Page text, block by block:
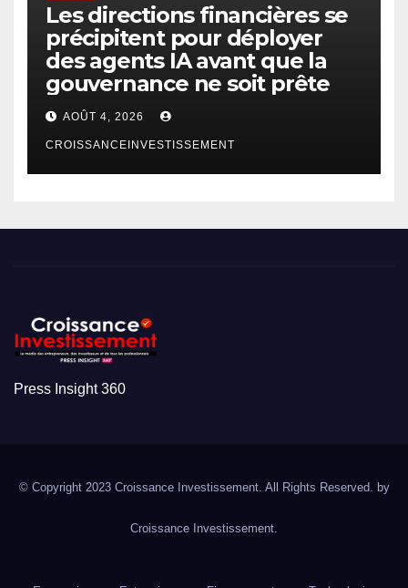
Les directions financières se
précipitent pour déployer
des agents IA avant que la
gouvernance ne soit prête
AOÛT 4, 2026
CROISSANCEINVESTISSEMENT
Press Insight 360
© Copyright 2023 Croissance Investissement. All Rights Reserved. by
Croissance Investissement.